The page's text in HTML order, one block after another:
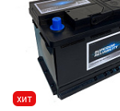
хит